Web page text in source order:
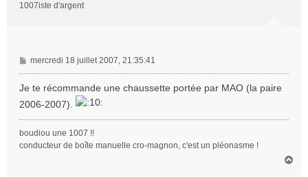
1007iste d'argent
M
e
s
a
g
e
mercredi 18 juillet 2007, 21:35:41
Je te récommande une chaussette portée par MAO (la paire
2006-2007).
boudiou une 1007 !!
conducteur de boîte manuelle cro-magnon, c'est un pléonasme !